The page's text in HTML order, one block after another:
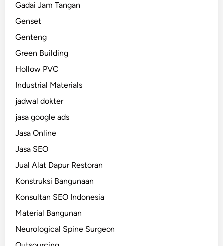
Gadai Jam Tangan
Genset
Genteng
Green Building
Hollow PVC
Industrial Materials
jadwal dokter
jasa google ads
Jasa Online
Jasa SEO
Jual Alat Dapur Restoran
Konstruksi Bangunaan
Konsultan SEO Indonesia
Material Bangunan
Neurological Spine Surgeon